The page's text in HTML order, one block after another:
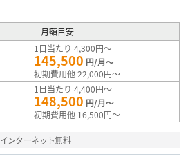
月額目安
1日当たり 4,300円～
145,500 円/月～
初期費用他 22,000円～
1日当たり 4,400円～
148,500 円/月～
初期費用他 16,500円～
インターネット無料